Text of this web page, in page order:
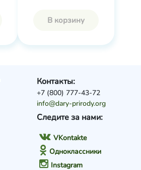
В корзину
Следите за нами:
VKontakte
Одноклассники
Instagram
Контакты:
+7 (800) 777-43-72
info@dary-prirody.org